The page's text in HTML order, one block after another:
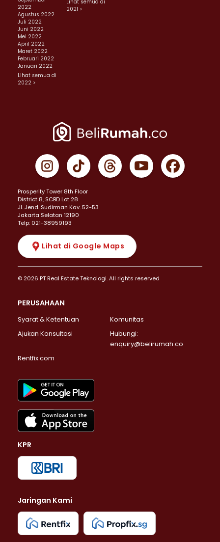
2022
Agustus 2022
Juli 2022
Juni 2022
Mei 2022
April 2022
Maret 2022
Februari 2022
Januari 2022
Lihat semua di
2022 >
Lihat semua di
2021 >
Prosperity Tower 8th Floor
District 8, SCBD Lot 28
JI. Jend. Sudirman Kav. 52-53
Jakarta Selatan 12190
Telp: 021-38959193
Lihat di Google Maps
© 2026 PT Real Estate Teknologi. All rights reserved
PERUSAHAAN
Syarat & Ketentuan
Komunitas
Ajukan Konsultasi
Hubungi:
enquiry@belirumah.co
Rentfix.com
KPR
Jaringan Kami